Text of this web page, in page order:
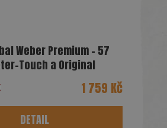
Weber Premium - 57
Touch a Original
1 759 Kč
DETAIL